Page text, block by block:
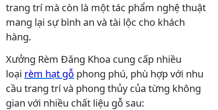
trang trí mà còn là một tác phẩm nghệ thuật
mang lại sự bình an và tài lộc cho khách
hàng.
Xưởng Rèm Đăng Khoa cung cấp nhiều
loại rèm hạt gỗ phong phú, phù hợp với nhu
cầu trang trí và phong thủy của từng không
gian với nhiều chất liệu gỗ sau: